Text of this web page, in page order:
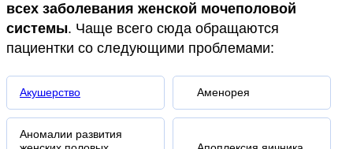
всех заболевания женской мочеполовой
системы. Чаще всего сюда обращаются
пациентки со следующими проблемами:
Акушерство Аменорея
Аномалии развития